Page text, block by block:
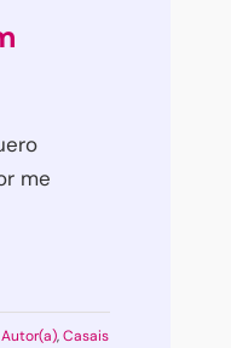
me
Autor(a),Casais